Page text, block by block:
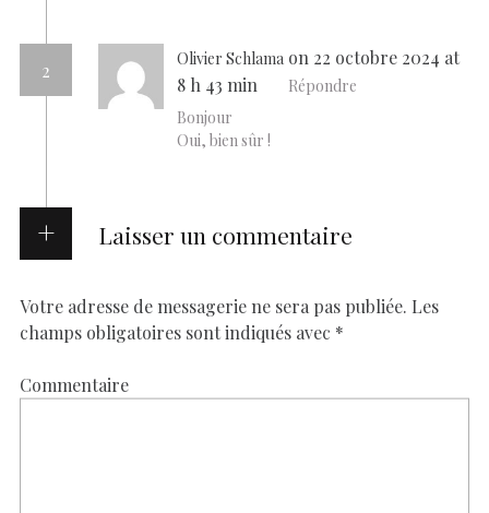
2
Olivier Schlama on 22 octobre 2024 at
8 h 43 min
Répondre
Bonjour
Oui, bien sûr !
Laisser un commentaire
Votre adresse de messagerie ne sera pas publiée. Les
champs obligatoires sont indiqués avec *
Commentaire